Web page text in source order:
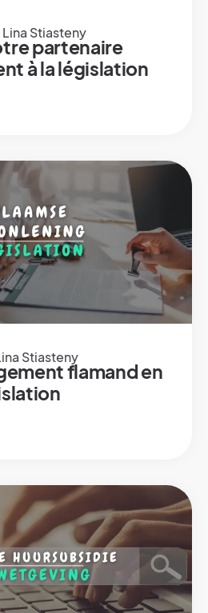
Lina Stiasteny
partenaire
à la législation
Stiasteny
flamand en